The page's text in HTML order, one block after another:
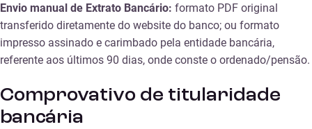
Envio manual de Extrato Bancário: formato PDF original
transferido diretamente do website do banco; ou formato
impresso assinado e carimbado pela entidade bancária,
referente aos últimos 90 dias, onde conste o ordenado/pensão.
Comprovativo de titularidade
bancária